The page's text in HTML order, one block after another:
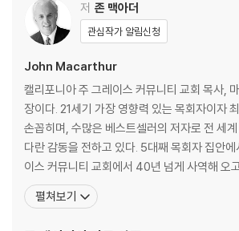
저 존 맥아더
관심작가 알림신청
John Macarthur
캘리포니아 주 그레이스 커뮤니티 교회 목사,
장이다. 21세기 가장 영향력 있는 목회자이자
손꼽히며, 수많은 베스트셀러의 저자로 전 세
다란 감동을 전하고 있다. 5대째 목회자 집안
이스 커뮤니티 교회에서 40년 넘게 사역해 오
때 설교 이외의 모든 교회 업무는 사양한다는 조
유명하다. 그는 부임한 후 오직 말씀으로 양육해
펼쳐보기